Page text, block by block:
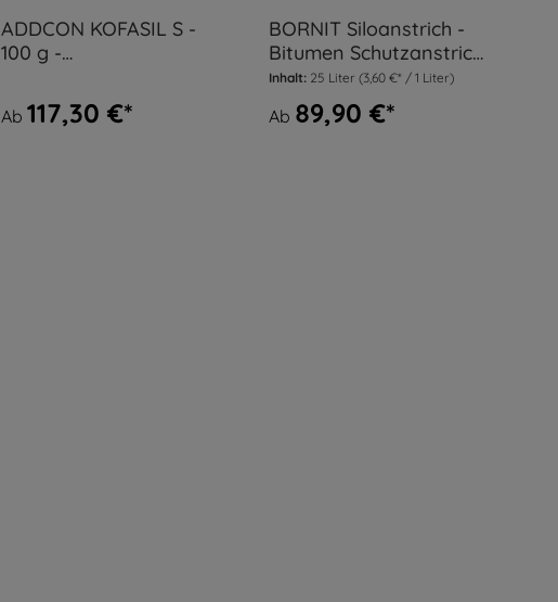
ADDCON KOFASIL S -
100 g -
Bakterienpräparat
Ab 117,30 €*
BORNIT Siloanstrich -
Bitumen Schutzanstrich,
Silolack
Inhalt: 25 Liter (3,60 €* / 1 Liter)
Ab 89,90 €*